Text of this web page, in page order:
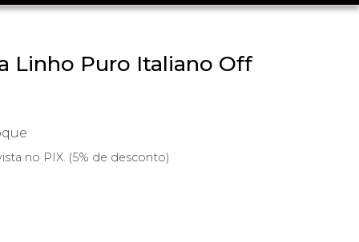
Linho Puro Italiano Off
no PIX. (5% de desconto)